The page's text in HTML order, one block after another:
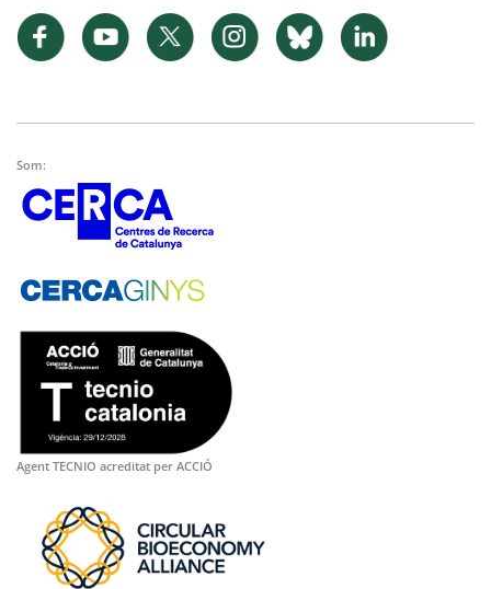
Som:
Agent TECNIO acreditat per ACCIÓ